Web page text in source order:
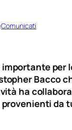
Comunicati
per
Bacco
ha
da